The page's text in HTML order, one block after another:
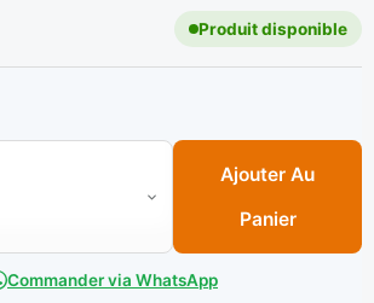
Produit disponible
43 Noir (C/ 05 paires) **
Ajouter Au
Panier
Commander via WhatsApp